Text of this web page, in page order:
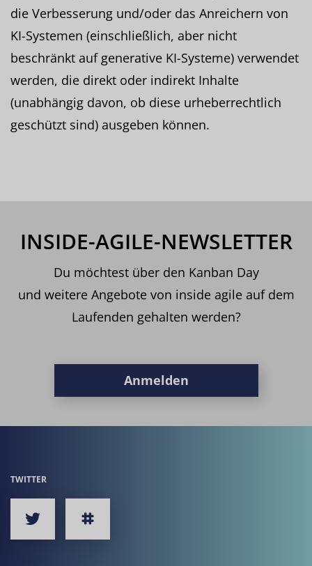
die Verbesserung und/oder das Anreichern von
KI-Systemen (einschließlich, aber nicht
beschränkt auf generative KI-Systeme) verwendet
werden, die direkt oder indirekt Inhalte
(unabhängig davon, ob diese urheberrechtlich
geschützt sind) ausgeben können.
INSIDE-AGILE-NEWSLETTER
Du möchtest über den Kanban Day
und weitere Angebote von inside agile auf dem
Laufenden gehalten werden?
Anmelden
TWITTER